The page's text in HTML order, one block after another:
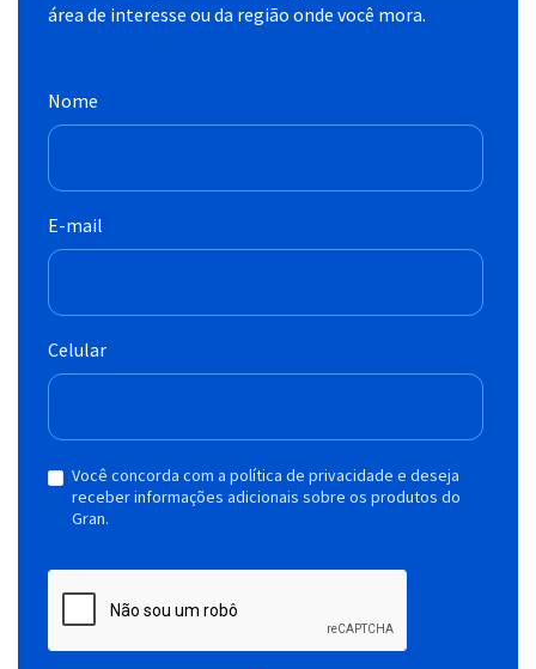
área de interesse ou da região onde você mora.
Nome
E-mail
Celular
Você concorda com a política de privacidade e deseja
receber informações adicionais sobre os produtos do
Gran.